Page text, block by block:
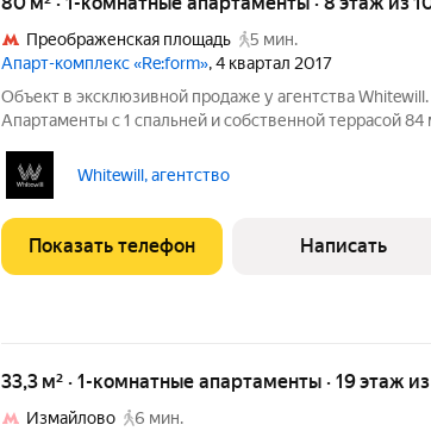
Преображенская площадь
5 мин.
Апарт-комплекс «Re:form», 4 квартал 2017
Объект в эксклюзивной продаже у агентства Whitewill.
Апартаменты с 1 спальней и собственной террасой 84
редкий формат, где городская квартира превращается в
полноценное приватное
Whitewill, агентство
Показать телефон Написать
33,3 м² · 1-комнатные апартаменты · 19 этаж
Измайлово
6 мин.